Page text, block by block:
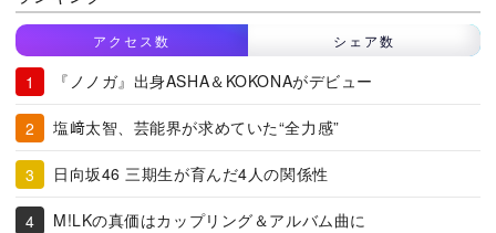
アクセス数 シェア数
『ノノガ』出身ASHA＆KOKONAがデビュー
塩﨑太智、芸能界が求めていた“全力感”
日向坂46 三期生が育んだ4人の関係性
M!LKの真価はカップリング＆アルバム曲に